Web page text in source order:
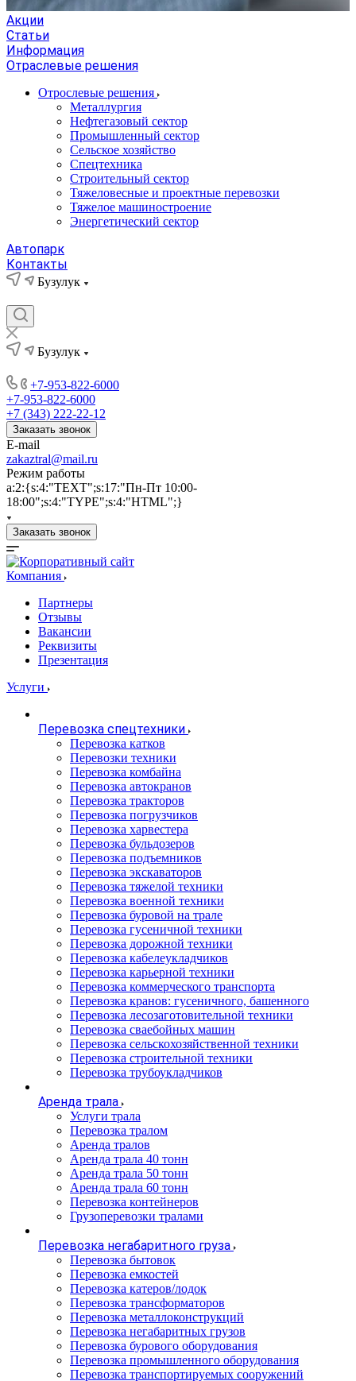
Акции
Статьи
Информация
Отраслевые решения
Отрослевые решения
Металлургия
Нефтегазовый сектор
Промышленный сектор
Сельское хозяйство
Спецтехника
Строительный сектор
Тяжеловесные и проектные перевозки
Тяжелое машиностроение
Энергетический сектор
Автопарк
Контакты
Бузулук
Бузулук
+7-953-822-6000
+7-953-822-6000
+7 (343) 222-22-12
Заказать звонок
E-mail
zakaztral@mail.ru
Режим работы
a:2:{s:4:"TEXT";s:17:"Пн-Пт 10:00-
18:00";s:4:"TYPE";s:4:"HTML";}
Заказать звонок
Компания
Партнеры
Отзывы
Вакансии
Реквизиты
Презентация
Услуги
Перевозка спецтехники
Перевозка катков
Перевозки техники
Перевозка комбайна
Перевозка автокранов
Перевозка тракторов
Перевозка погрузчиков
Перевозка харвестера
Перевозка бульдозеров
Перевозка подъемников
Перевозка экскаваторов
Перевозка тяжелой техники
Перевозка военной техники
Перевозка буровой на трале
Перевозка гусеничной техники
Перевозка дорожной техники
Перевозка кабелеукладчиков
Перевозка карьерной техники
Перевозка коммерческого транспорта
Перевозка кранов: гусеничного, башенного
Перевозка лесозаготовительной техники
Перевозка сваебойных машин
Перевозка сельскохозяйственной техники
Перевозка строительной техники
Перевозка трубоукладчиков
Аренда трала
Услуги трала
Перевозка тралом
Аренда тралов
Аренда трала 40 тонн
Аренда трала 50 тонн
Аренда трала 60 тонн
Перевозка контейнеров
Грузоперевозки тралами
Перевозка негабаритного груза
Перевозка бытовок
Перевозка емкостей
Перевозка катеров/лодок
Перевозка трансформаторов
Перевозка металлоконструкций
Перевозка негабаритных грузов
Перевозка бурового оборудования
Перевозка промышленного оборудования
Перевозка транспортируемых сооружений